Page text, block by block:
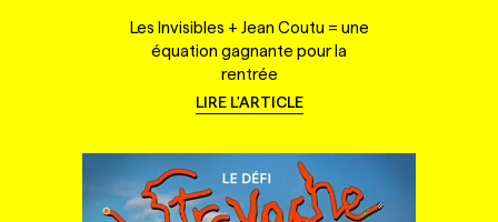
Les Invisibles + Jean Coutu = une
équation gagnante pour la
rentrée
LIRE L'ARTICLE